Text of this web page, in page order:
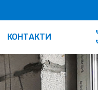
КОНТАКТИ